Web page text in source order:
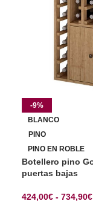
-9%
BLANCO
PINO
PINO EN ROBLE
Botellero pino
puertas bajas
424,00€ - 734,90€